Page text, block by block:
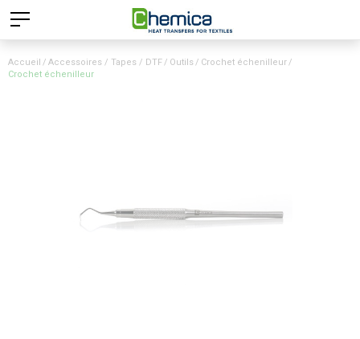
Accueil Accessoires / Tapes / DTF Outils
Crochet échenilleur
Crochet échenilleur